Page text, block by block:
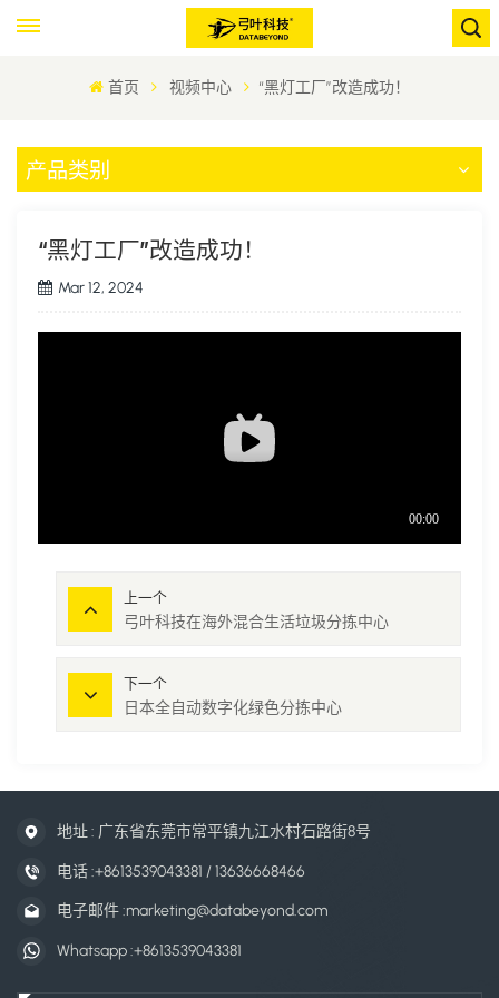
首页 视频中心 “黑灯工厂”改造成功！
产品类别
“黑灯工厂”改造成功！
Mar 12, 2024
上一个
弓叶科技在海外混合生活垃圾分拣中心
下一个
日本全自动数字化绿色分拣中心
地址 : 广东省东莞市常平镇九江水村石路街8号
电话 :+8613539043381 / 13636668466
电子邮件 :marketing@databeyond.com
Whatsapp :+8613539043381